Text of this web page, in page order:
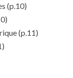
(p.10)
(p.11)